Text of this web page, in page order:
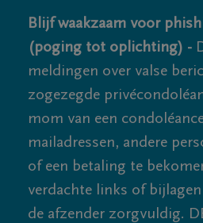
Blijf waakzaam voor
(poging tot oplichting) -
meldingen over valse
zogezegde
mom van een
mailadressen, andere
of een betaling te
verdachte links of
de afzender zorgvuldig.